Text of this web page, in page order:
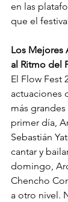
en las
que el
Los Mejores
al Ritmo del
El Flow Fest
actuaciones
más
primer día,
Sebastián
cantar y
domingo,
Chencho
a otro nivel.